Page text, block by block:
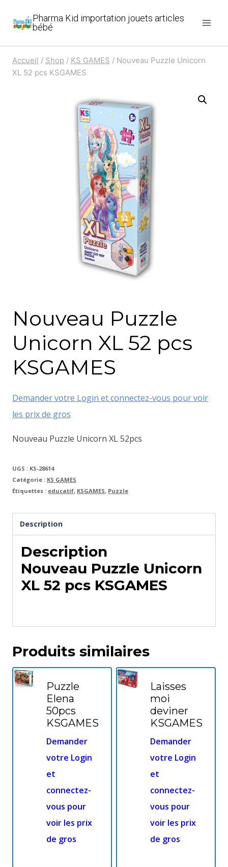
Pharma Kid importation jouets articles
bébé
Accueil / Shop / KS GAMES / Nouveau Puzzle Unicorn
XL 52 pcs KSGAMES
Nouveau Puzzle
Unicorn XL 52 pcs
KSGAMES
Demander votre Login et connectez-vous pour voir
les prix de gros
Nouveau Puzzle Unicorn XL 52pcs
UGS : KS-28614
Catégorie : KS GAMES
Étiquettes : educatif, KSGAMES, Puzzle
Description
Description
Nouveau Puzzle Unicorn
XL 52 pcs KSGAMES
Produits similaires
Puzzle
Elena
50pcs
KSGAMES
Demander
votre Login
et
connectez-
vous pour
voir les prix
de gros
Laisses
moi
deviner
KSGAMES
Demander
votre Login
et
connectez-
vous pour
voir les prix
de gros